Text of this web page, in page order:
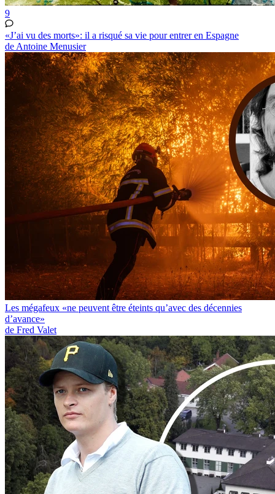
9
«J’ai vu des morts»: il a risqué sa vie pour entrer en Espagne
de Antoine Menusier
Les mégafeux «ne peuvent être éteints qu’avec des décennies
d’avance»
de Fred Valet